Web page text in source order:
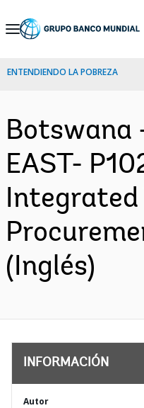
Skip
Navigation
ENTENDIENDO LA POBREZA
Botswana
EAST-
(Inglés)
INFORMACIÓN
Autor